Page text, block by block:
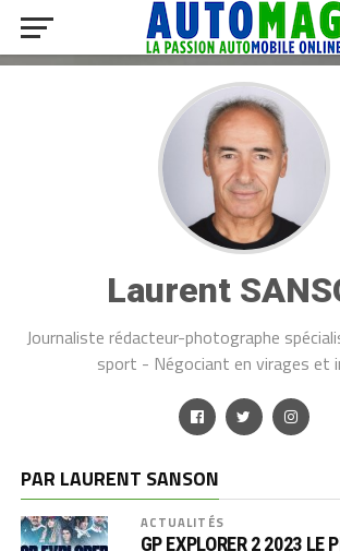
Laurent
Journaliste rédacteur-photographe
sport - Négociant en virages et
PAR LAURENT SANSON
ACTUALITÉS
GP EXPLORER 2 2023 LE